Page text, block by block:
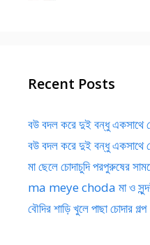
Recent Posts
বউ বদল করে দুই বন্ধু একসাথে
বউ বদল করে দুই বন্ধু একসাথে
মা ছেলে চোদাচুদি পরপুরুষের
ma meye choda মা ও
বৌদির শাড়ি খুলে পাছা চোদার গল্প